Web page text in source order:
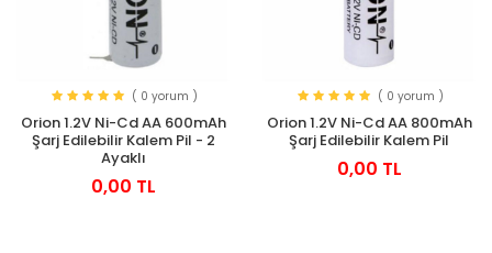
( 0 yorum )
Orion 1.2V Ni-Cd AA 600mAh
Şarj Edilebilir Kalem Pil - 2
Ayaklı
0,00 TL
( 0 yorum )
Orion 1.2V Ni-Cd AA 800mAh
Şarj Edilebilir Kalem Pil
0,00 TL